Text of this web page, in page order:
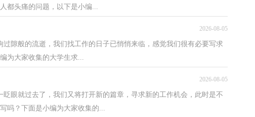
都头痛的问题，以下是小编...
2026-08-05
隙般的流逝，我们找工作的日子已悄悄来临，感觉我们很有必要写求
为大家收集的大学生求...
2026-08-05
眼就过去了，我们又将打开新的篇章，寻求新的工作机会，此时是不
吗？下面是小编为大家收集的...